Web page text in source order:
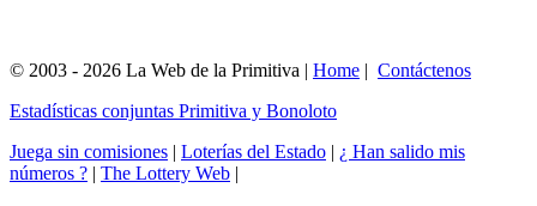
© 2003 - 2026 La Web de la Primitiva | Home | Contáctenos
Estadísticas conjuntas Primitiva y Bonoloto
Juega sin comisiones | Loterías del Estado | ¿ Han salido mis
números ? | The Lottery Web |